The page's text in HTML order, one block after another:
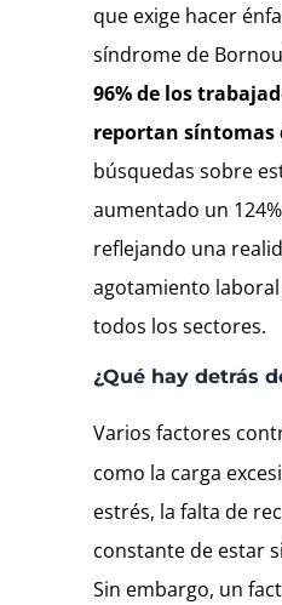
que exige hacer
síndrome de
96% de los
reportan síntomas
búsquedas sobre
aumentado un
reflejando una
agotamiento
todos los sectores.
¿Qué hay detrás
Varios factores
como la carga
estrés, la falta de
constante de estar
Sin embargo, un